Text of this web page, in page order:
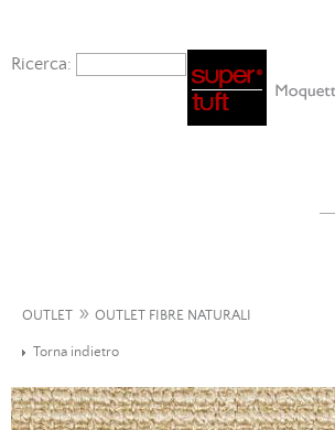
Ricerca:
OUTLET » OUTLET FIBRE NATURALI
Torna indietro